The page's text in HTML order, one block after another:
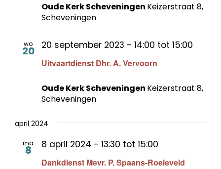
Oude Kerk Scheveningen Keizerstraat 8,
Scheveningen
wo
20
Uitvaartdienst Dhr. A. Vervoorn
20 september 2023 - 14:00 tot 15:00
Oude Kerk Scheveningen Keizerstraat 8,
Scheveningen
april 2024
ma
8
Dankdienst Mevr. P. Spaans-Roeleveld
8 april 2024 - 13:30 tot 15:00